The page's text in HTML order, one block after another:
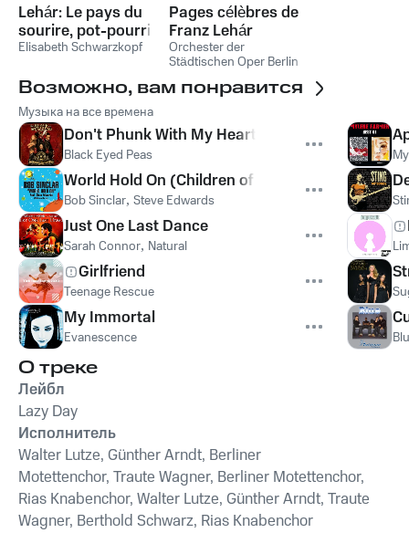
Lehár: Le pays du
sourire, pot-pourri
Elisabeth Schwarzkopf
Pages célèbres de
Franz Lehár
Orchester der
Städtischen Oper Berlin
Возможно, вам понравится
Музыка на все времена
Don't Phunk With My Heart
Black Eyed Peas
World Hold On (Children of the Sky)
Bob Sinclar, Steve Edwards
Just One Last Dance
Sarah Connor, Natural
Girlfriend
Teenage Rescue
My Immortal
Evanescence
О треке
Лейбл
Lazy Day
Исполнитель
Walter Lutze, Günther Arndt, Berliner
Motettenchor, Traute Wagner, Berliner Motettenchor,
Rias Knabenchor, Walter Lutze, Günther Arndt, Traute
Wagner, Berthold Schwarz, Rias Knabenchor